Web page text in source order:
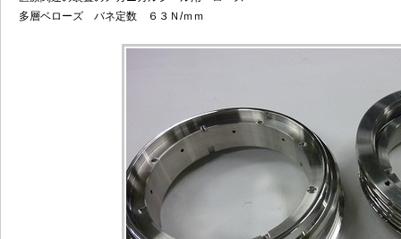
多層ベローズ バネ定数 ６３Ｎ/ｍｍ